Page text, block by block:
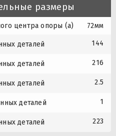
размеры
центра опоры (a) 72мм
деталей 144
деталей 216
деталей 2.5
деталей 1
деталей 223